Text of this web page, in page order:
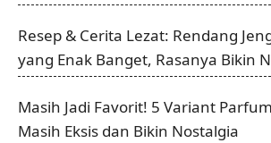
Resep & Cerita Lezat: Rendang
yang Enak Banget, Rasanya Bikin
Masih Jadi Favorit! 5 Variant
Masih Eksis dan Bikin Nostalgia